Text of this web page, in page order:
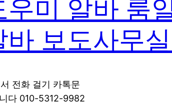
미 알바 룸
보도사무
전화 걸기 카톡문
다 010-5312-9982